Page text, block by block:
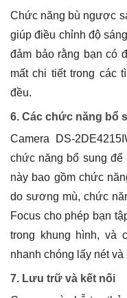
Chức năng bù ngược
giúp điều chỉnh độ
đảm bảo rằng bạn có
mất chi tiết trong các
đều.
6. Các chức năng bổ
Camera DS-
chức năng bổ sung để
này bao gồm chức
do sương mù, chức
Focus cho phép bạn
trong khung hình, và
nhanh chóng lấy nét
7. Lưu trữ và kết nối